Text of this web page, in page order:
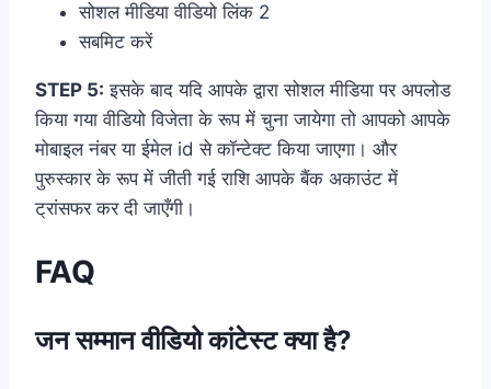
सोशल मीडिया वीडियो लिंक 2
सबमिट करें
STEP 5: इसके बाद यदि आपके द्वारा सोशल मीडिया पर अपलोड
किया गया वीडियो विजेता के रूप में चुना जायेगा तो आपको आपके
मोबाइल नंबर या ईमेल id से कॉन्टेक्ट किया जाएगा। और
पुरुस्कार के रूप में जीती गई राशि आपके बैंक अकाउंट में
ट्रांसफर कर दी जाएँगी।
FAQ
जन सम्मान वीडियो कांटेस्टक्या है?